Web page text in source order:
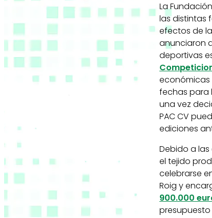
La
las distintas
efectos de
anunciaron
deportivas
económicas
fechas para
una vez
PAC CV
ediciones
Debido a
el tejido
celebrarse
Roig y
900.000
presupuesto